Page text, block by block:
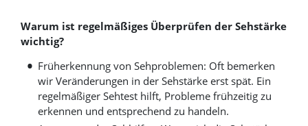
Warum ist regelmäßiges Überprüfen der Sehstärke
wichtig?
Früherkennung von Sehproblemen: Oft bemerken
wir Veränderungen in der Sehstärke erst spät. Ein
regelmäßiger Sehtest hilft, Probleme frühzeitig zu
erkennen und entsprechend zu handeln.